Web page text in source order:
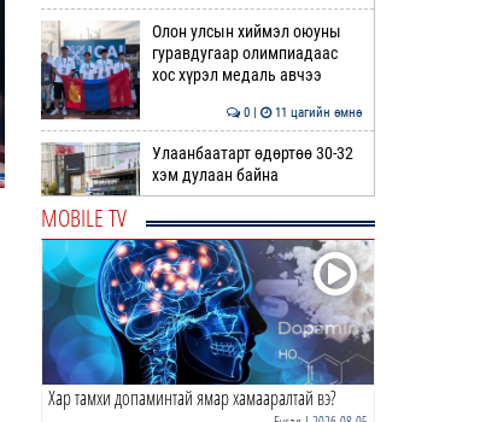
Олон улсын хиймэл оюуны
гуравдугаар олимпиадаас
хос хүрэл медаль авчээ
0 | 11 цагийн өмнө
Улаанбаатарт өдөртөө 30-32
хэм дулаан байна
ДОРНЫН ЗУРХАЙ | Морь,
нохой жилтнээ аливаа үйлийг
хийхэд эерэг сайн
0 | 12 цагийн өмнө
ӨГЛӨӨНИЙ МЭНД!
MOBILE TV
Хар тамхи допаминтай ямар хамааралтай вэ?